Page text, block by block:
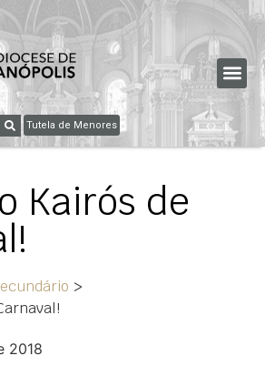
Tutela de Menores
Kairós de
>
2018